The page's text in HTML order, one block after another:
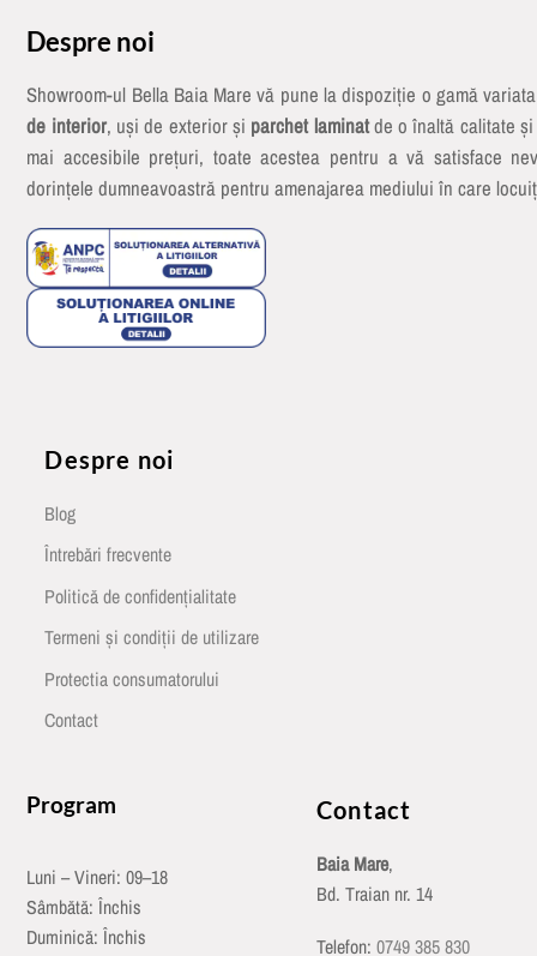
Despre noi
Showroom-ul Bella Baia Mare vă pune la dispoziție o gamă
de interior, uși de exterior și parchet laminatde o înaltă calitate și
mai accesibile prețuri, toate acestea pentru a vă satisface
dorințele dumneavoastră pentru amenajarea mediului în care
Despre noi
Blog
Întrebări frecvente
Politică de confidențialitate
Termeni și condiții de utilizare
Protectia consumatorului
Contact
Program
Luni – Vineri: 09–18
Sâmbătă: Închis
Duminică: Închis
Contact
Baia Mare,
Bd. Traian nr. 14
Telefon: 0749 385 830